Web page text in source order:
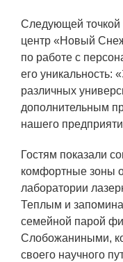
Премии
Семинар
ЯТЦ»
Препринты
Зимняя школа
плотностей
Молодежная
конференция
Технологии.
Следующей точкой
центр «Новый
по работе с
его уникальность:
различных
дополнительным
нашего
Гостям показали
комфортные зоны
лаборатории
Теплым и
семейной парой
Слобожаниными,
своего научного